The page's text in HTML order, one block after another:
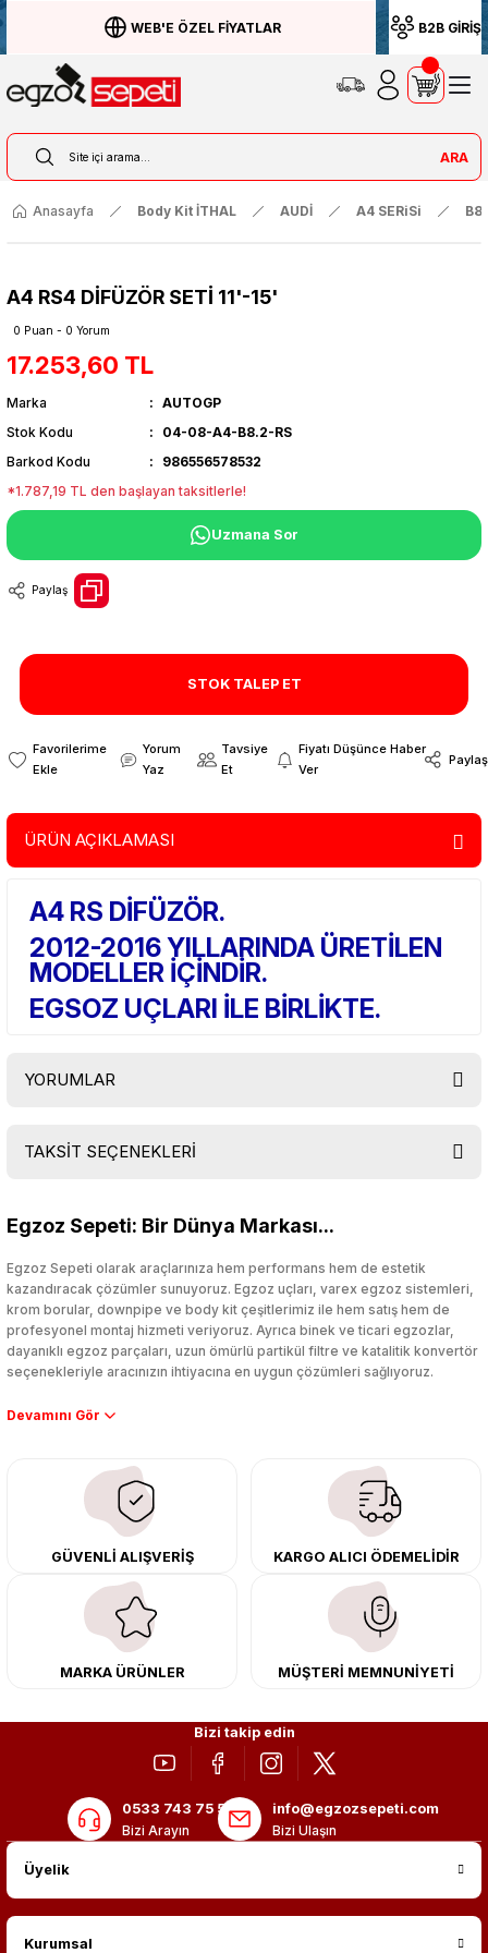
WEB'E ÖZEL FİYATLAR B2B GİRİŞ
ARA
Anasayfa Body Kit İTHAL AUDİ A4 SERiSi
A4 RS4 DİFÜZÖR SETİ 11'-15'
0 Puan - 0 Yorum
17.253,60 TL
Marka
AUTOGP
Stok Kodu
04-08-A4-B8.2-RS
Barkod Kodu
986556578532
*1.787,19 TL den başlayan taksitlerle!
Uzmana Sor
Paylaş
STOK TALEP ET
Yorum
Yaz
Tavsiye
Et
Fiyatı Düşünce Haber
Ver
Paylaş
ÜRÜN AÇIKLAMASI
A4 RS DİFÜZÖR.
2012-2016 YILLARINDA ÜRETİLEN
MODELLER İÇİNDİR.
EGSOZ UÇLARI İLE BİRLİKTE.
YORUMLAR
TAKSİT SEÇENEKLERİ
Egzoz Sepeti: Bir Dünya Markası...
Egzoz Sepeti olarak araçlarınıza hem performans hem de estetik
kazandıracak çözümler sunuyoruz. Egzoz uçları, varex egzoz sistemleri,
krom borular, downpipe ve body kit çeşitlerimiz ile hem satış hem de
profesyonel montaj hizmeti veriyoruz. Ayrıca binek ve ticari egzozlar,
dayanıklı egzoz parçaları, uzun ömürlü partikül filtre ve katalitik konvertör
seçenekleriyle aracınızın ihtiyacına en uygun çözümleri sağlıyoruz.
Performans artışı isteyen sürücüler için özel performans egzozları ve
çıkma orijinal ürünler ile yenileyebilir, body kit uygulamalarıyla aracınızın
tasarımını ve aerodinamisini üst seviyeye taşıyabilirsiniz.
Tüm ürünlerimiz orijinal, dayanıklı ve uzun ömürlüdür. İstanbul’daki montaj
merkezimizde profesyonel montaj yapıyor, Türkiye’nin her yerine güvenli
kargo ile teslimat gerçekleştiriyoruz. Aracınıza değer katmak için doğru
adres: Egzoz Sepeti.
GÜVENLİ ALIŞVERİŞ KARGO ALICI ÖDEMELİDİR
MARKA ÜRÜNLER MÜŞTERİ MEMNUNİYETİ
Bizi takip edin
0533 743 75 56
Bizi Arayın
info@egzozsepeti.com
Bizi Ulaşın
Üyelik
Kurumsal